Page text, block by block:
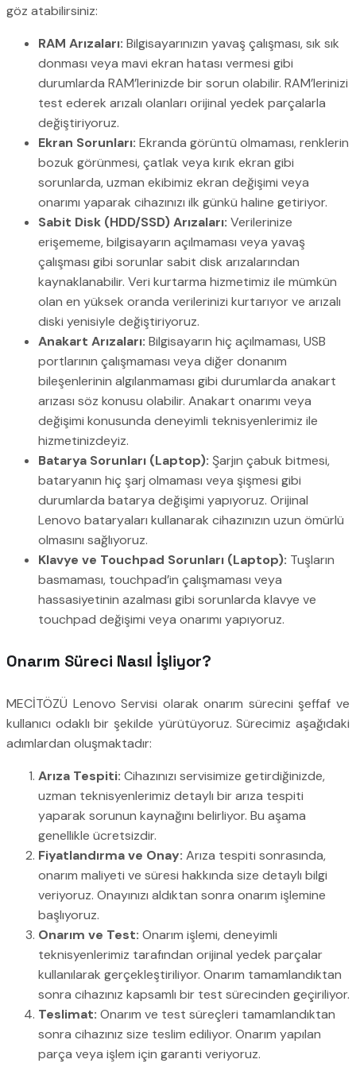
göz atabilirsiniz:
RAM Arızaları: Bilgisayarınızın yavaş çalışması, sık sık
donması veya mavi ekran hatası vermesi gibi
durumlarda RAM’lerinizde bir sorun olabilir. RAM’lerinizi
test ederek arızalı olanları orijinal yedek parçalarla
değiştiriyoruz.
Ekran Sorunları: Ekranda görüntü olmaması, renklerin
bozuk görünmesi, çatlak veya kırık ekran gibi
sorunlarda, uzman ekibimiz ekran değişimi veya
onarımı yaparak cihazınızı ilk günkü haline getiriyor.
Sabit Disk (HDD/SSD) Arızaları: Verilerinize
erişememe, bilgisayarın açılmaması veya yavaş
çalışması gibi sorunlar sabit disk arızalarından
kaynaklanabilir. Veri kurtarma hizmetimiz ile mümkün
olan en yüksek oranda verilerinizi kurtarıyor ve arızalı
diski yenisiyle değiştiriyoruz.
Anakart Arızaları: Bilgisayarın hiç açılmaması, USB
portlarının çalışmaması veya diğer donanım
bileşenlerinin algılanmaması gibi durumlarda anakart
arızası söz konusu olabilir. Anakart onarımı veya
değişimi konusunda deneyimli teknisyenlerimiz ile
hizmetinizdeyiz.
Batarya Sorunları (Laptop): Şarjın çabuk bitmesi,
bataryanın hiç şarj olmaması veya şişmesi gibi
durumlarda batarya değişimi yapıyoruz. Orijinal
Lenovo bataryaları kullanarak cihazınızın uzun ömürlü
olmasını sağlıyoruz.
Klavye ve Touchpad Sorunları (Laptop): Tuşların
basmaması, touchpad’in çalışmaması veya
hassasiyetinin azalması gibi sorunlarda klavye ve
touchpad değişimi veya onarımı yapıyoruz.
Onarım Süreci Nasıl İşliyor?
MECİTÖZÜ Lenovo Servisi olarak onarım sürecini şeffaf ve
kullanıcı odaklı bir şekilde yürütüyoruz. Sürecimiz aşağıdaki
adımlardan oluşmaktadır:
Arıza Tespiti: Cihazınızı servisimize getirdiğinizde,
uzman teknisyenlerimiz detaylı bir arıza tespiti
yaparak sorunun kaynağını belirliyor. Bu aşama
genellikle ücretsizdir.
Fiyatlandırma ve Onay: Arıza tespiti sonrasında,
onarım maliyeti ve süresi hakkında size detaylı bilgi
veriyoruz. Onayınızı aldıktan sonra onarım işlemine
başlıyoruz.
Onarım ve Test: Onarım işlemi, deneyimli
teknisyenlerimiz tarafından orijinal yedek parçalar
kullanılarak gerçekleştiriliyor. Onarım tamamlandıktan
sonra cihazınız kapsamlı bir test sürecinden geçiriliyor.
Teslimat: Onarım ve test süreçleri tamamlandıktan
sonra cihazınız size teslim ediliyor. Onarım yapılan
parça veya işlem için garanti veriyoruz.